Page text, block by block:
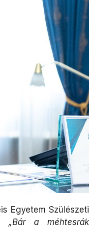
Egyetem Szülészeti
„Bár a méhtesrák